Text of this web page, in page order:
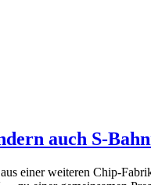
auch S-
einer weiteren Chip-